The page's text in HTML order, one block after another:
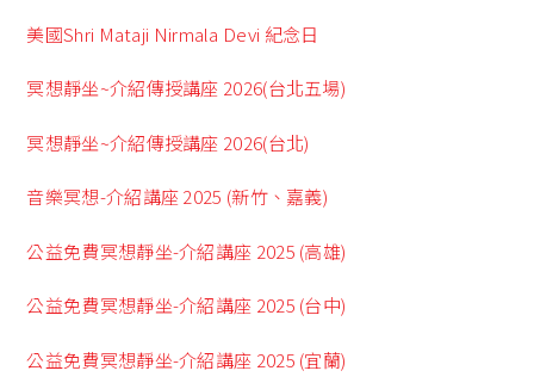
美國Shri Mataji Nirmala Devi 紀念日
冥想靜坐~介紹傳授講座 2026(台北五場)
冥想靜坐~介紹傳授講座 2026(台北)
音樂冥想-介紹講座 2025 (新竹、嘉義)
公益免費冥想靜坐-介紹講座 2025 (高雄)
公益免費冥想靜坐-介紹講座 2025 (台中)
公益免費冥想靜坐-介紹講座 2025 (宜蘭)